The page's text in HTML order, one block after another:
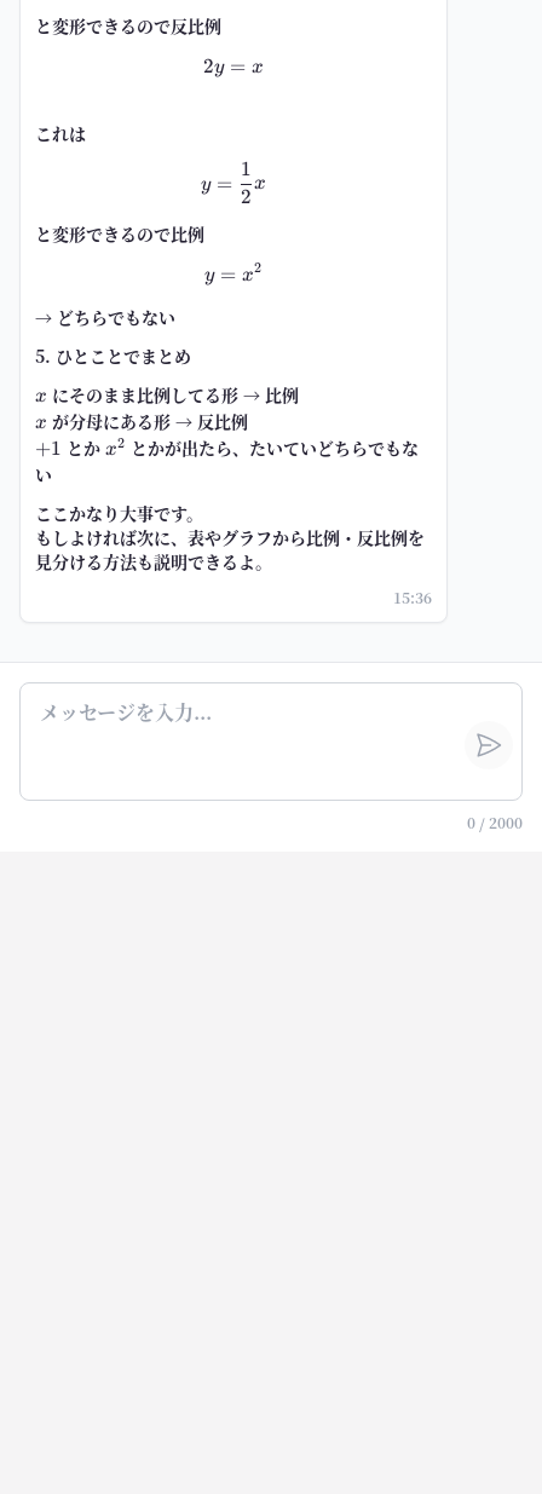
と変形できるので反比例
2y=x
2y = x
これは
y=\frac{1}{2}x
y =
2
1
x
と変形できるので比例
y=x^2
y = x2
→ どちらでもない
5. ひとことでまとめ
x
x にそのまま比例してる形 → 比例
x
x が分母にある形 → 反比例
+1
+1 とか x^2
x2 とかが出たら、たいていどちらでもな
い
ここかなり大事です。
もしよければ次に、 表やグラフから比例・反比例を
見分ける方法も説明できるよ。
15:36
0 / 2000